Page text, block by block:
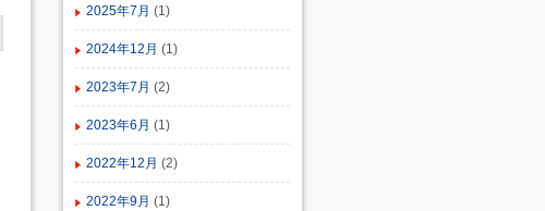
2025年7月 (1)
2024年12月 (1)
2023年7月 (2)
2023年6月 (1)
2022年12月 (2)
2022年9月 (1)